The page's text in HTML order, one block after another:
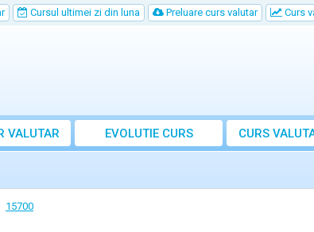
Cursul ultimei zi din luna Preluare curs valutar Curs
VALUTAR EVOLUTIE CURS CURS
15700